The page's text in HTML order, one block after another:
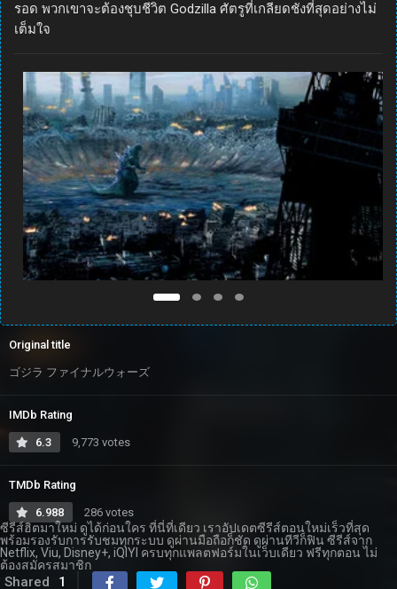
รอด พวกเขาจะต้องชุบชีวิต Godzilla ศัตรูที่เกลียดชังที่สุดอย่างไม่
เต็มใจ
Original title
ゴジラ ファイナルウォーズ
IMDb Rating
6.3 9,773 votes
TMDb Rating
6.988 286 votes
ซีรีส์ฮิตมาใหม่ ดูได้ก่อนใคร ที่นี่ที่เดียว เราอัปเดตซีรีส์ตอนใหม่เร็วที่สุด
พร้อมรองรับการรับชมทุกระบบ ดูผ่านมือถือก็ชัด ดูผ่านทีวีก็ฟิน ซีรีส์จาก
Netflix, Viu, Disney+, iQIYI ครบทุกแพลตฟอร์มในเว็บเดียว ฟรีทุกตอน ไม่
ต้องสมัครสมาชิก
Shared 1